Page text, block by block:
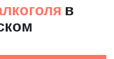
в